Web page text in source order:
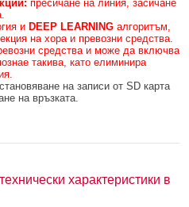
пресичане на линия, засичане
иDEEP LEARNING алгоритъм,
на хора и превозни средства.
средства и може да включва
такива, като елиминира
на записи от SD карта
на връзката.
характеристики в